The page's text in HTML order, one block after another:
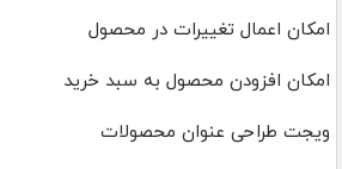
امکان اعمال تغییرات در محصول
امکان افزودن محصول به سبد خرید
ویجت طراحی عنوان محصولات